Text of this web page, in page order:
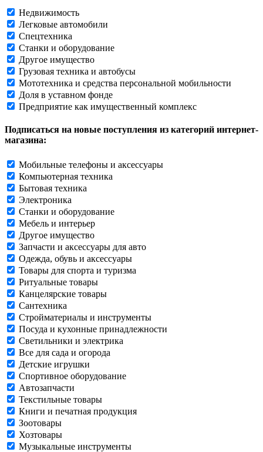
Недвижимость
Легковые автомобили
Спецтехника
Станки и оборудование
Другое имущество
Грузовая техника и автобусы
Мототехника и средства персональной мобильности
Доля в уставном фонде
Предприятие как имущественный комплекс
Подписаться на новые поступления из категорий интернет-
магазина:
Мобильные телефоны и аксессуары
Компьютерная техника
Бытовая техника
Электроника
Станки и оборудование
Мебель и интерьер
Другое имущество
Запчасти и аксессуары для авто
Одежда, обувь и аксессуары
Товары для спорта и туризма
Ритуальные товары
Канцелярские товары
Сантехника
Стройматериалы и инструменты
Посуда и кухонные принадлежности
Светильники и электрика
Все для сада и огорода
Детские игрушки
Спортивное оборудование
Автозапчасти
Текстильные товары
Книги и печатная продукция
Зоотовары
Хозтовары
Музыкальные инструменты